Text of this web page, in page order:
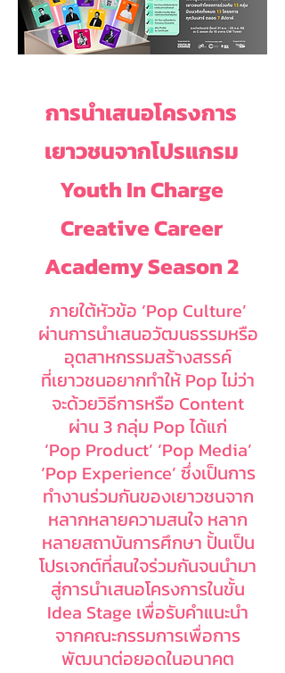
การนำเสนอโครงการ
เยาวชนจากโปรแกรม
Youth In Charge
Creative Career
Academy Season 2
ภายใต้หัวข้อ ‘Pop Culture’
ผ่านการนำเสนอวัฒนธรรมหรือ
อุตสาหกรรมสร้างสรรค์
ที่เยาวชนอยากทำให้ Pop ไม่ว่า
จะด้วยวิธีการหรือ Content
ผ่าน 3 กลุ่ม Pop ได้แก่
‘Pop Product’ ‘Pop Media’
‘Pop Experience’ ซึ่งเป็นการ
ทำงานร่วมกันของเยาวชนจาก
หลากหลายความสนใจ หลาก
หลายสถาบันการศึกษา ปั้นเป็น
โปรเจกต์ที่สนใจร่วมกันจนนำมา
สู่การนำเสนอโครงการในขั้น
Idea Stage เพื่อรับคำแนะนำ
จากคณะกรรมการเพื่อการ
พัฒนาต่อยอดในอนาคต